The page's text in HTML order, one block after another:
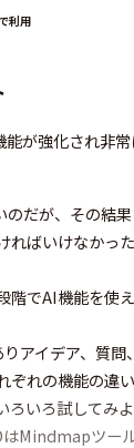
で利用
が強化され非
のだが、その結
ればいけなかっ
階でAI機能を使
アイデア、質問
ぞれの機能の違
ろいろ試してみよ
Mindmapツー